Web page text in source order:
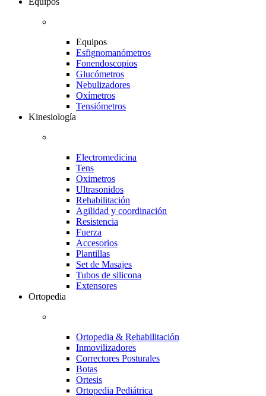
Equipos
Esfignomanómetros
Fonendoscopios
Glucómetros
Nebulizadores
Oxímetros
Tensiómetros
Kinesiología
Electromedicina
Tens
Oximetros
Ultrasonidos
Rehabilitación
Agilidad y coordinación
Resistencia
Fuerza
Accesorios
Plantillas
Set de Masajes
Tubos de silicona
Extensores
Ortopedia
Ortopedia & Rehabilitación
Inmovilizadores
Correctores Posturales
Botas
Ortesis
Ortopedia Pediátrica